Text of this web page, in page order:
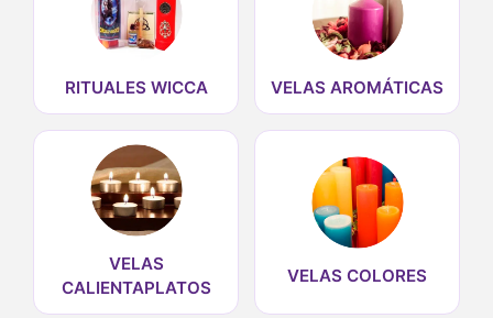
RITUALES WICCA VELAS AROMÁTICAS
VELAS
CALIENTAPLATOS
VELAS COLORES